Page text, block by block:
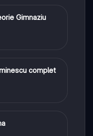
Gimnaziu
complet